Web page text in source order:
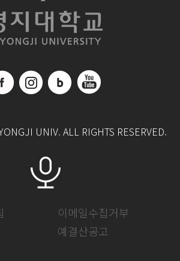
UNIV. ALL RIGHTS RESERVED.
이메일수집거부
예결산공고